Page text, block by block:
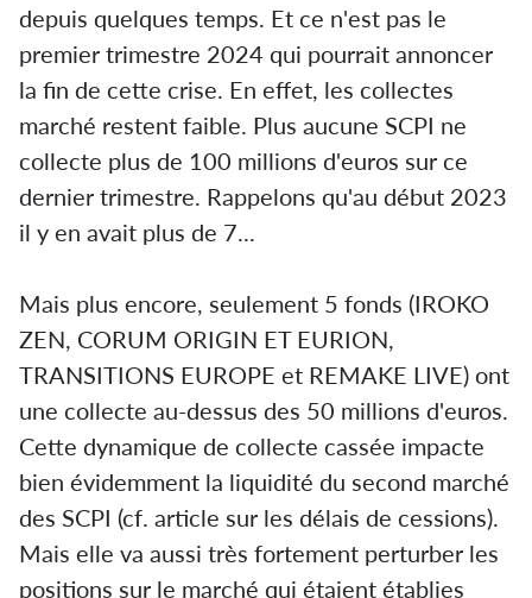
depuis quelques temps. Et ce n'est pas le
premier trimestre 2024 qui pourrait annoncer
la fin de cette crise. En effet, les collectes
marché restent faible. Plus aucune SCPI ne
collecte plus de 100 millions d'euros sur ce
dernier trimestre. Rappelons qu'au début 2023
il y en avait plus de 7...
Mais plus encore, seulement 5 fonds (IROKO
ZEN, CORUM ORIGIN ET EURION,
TRANSITIONS EUROPE et REMAKE LIVE) ont
une collecte au-dessus des 50 millions d'euros.
Cette dynamique de collecte cassée impacte
bien évidemment la liquidité du second marché
des SCPI (cf. article sur les délais de cessions).
Mais elle va aussi très fortement perturber les
positions sur le marché qui étaient établies